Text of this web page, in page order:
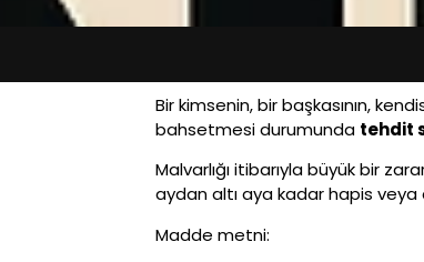
Bir kimsenin, bir başkasının,
bahsetmesi durumunda tehdit
Malvarlığı itibarıyla büyük bir
aydan altı aya kadar hapis veya
Madde metni: